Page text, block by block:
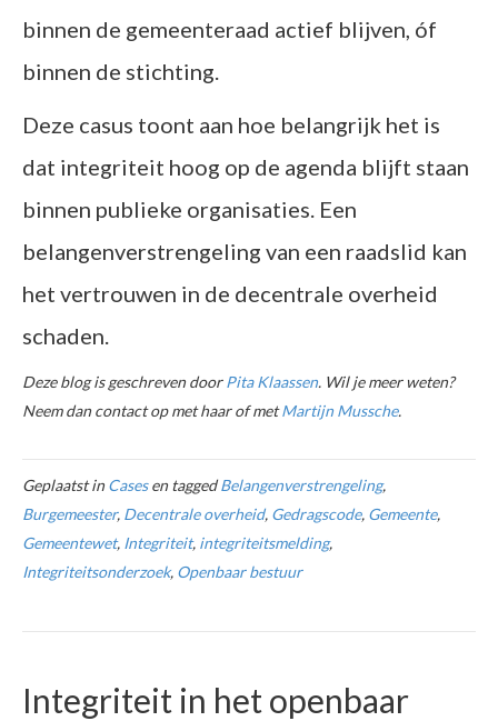
binnen de gemeenteraad actief blijven, óf
binnen de stichting.
Deze casus toont aan hoe belangrijk het is
dat integriteit hoog op de agenda blijft staan
binnen publieke organisaties. Een
belangenverstrengeling van een raadslid kan
het vertrouwen in de decentrale overheid
schaden.
Deze blog is geschreven doorPita Klaassen. Wil je meer weten?
Neem dan contact op met haar of metMartijn Mussche.
Geplaatst inCasesen taggedBelangenverstrengeling,
Burgemeester, Decentrale overheid, Gedragscode, Gemeente,
Gemeentewet, Integriteit, integriteitsmelding,
Integriteitsonderzoek, Openbaar bestuur
Integriteit in het openbaar